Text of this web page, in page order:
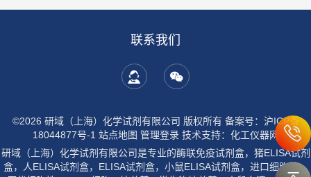
联系我们
©2026 研域（上海）化学试剂有限公司 版权所有 备案号：沪ICP备
18044877号-1 站点地图 管理登录技术支持： 化工仪器网
研域（上海）化学试剂有限公司是专业的酶联免疫试剂盒，猪ELISA试剂
盒，人ELISA试剂盒，ELISA试剂盒，小鼠ELISA试剂盒，进口细胞株，